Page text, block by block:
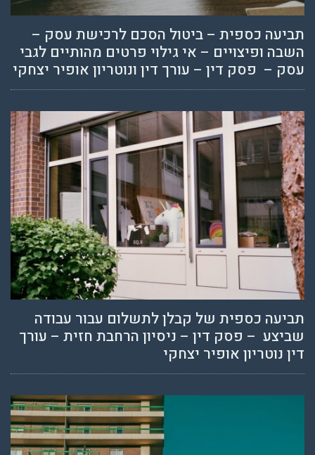
תביעה כספית – ביטול הסכם לרכישת עסק –
השבה ופיצויים – אי גילוי פרטים מהותיים לגבי
עסק – פסק דין – עורך דין ונוטריון אופיר יצחקי
תביעה כספית של קבלן לתשלום עבור עבודה
שביצע – פסק דין – ניסיון הרחבת חזית – עורך
דין נוטריון אופיר יצחקי